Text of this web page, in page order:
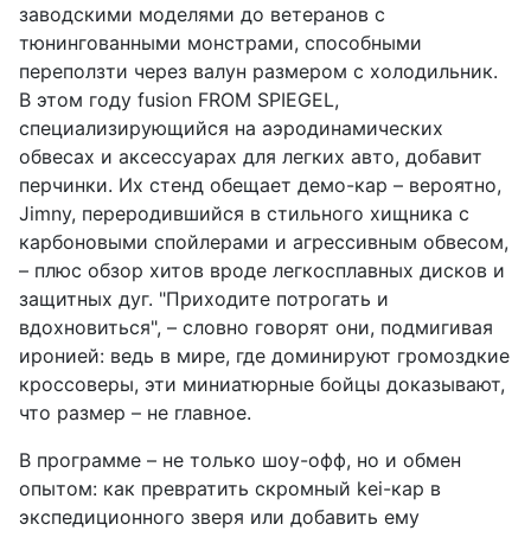
заводскими моделями до ветеранов с
тюнингованными монстрами, способными
переползти через валун размером с холодильник.
В этом году fusion FROM SPIEGEL,
специализирующийся на аэродинамических
обвесах и аксессуарах для легких авто, добавит
перчинки. Их стенд обещает демо-кар – вероятно,
Jimny, переродившийся в стильного хищника с
карбоновыми спойлерами и агрессивным обвесом,
– плюс обзор хитов вроде легкосплавных дисков и
защитных дуг. "Приходите потрогать и
вдохновиться", – словно говорят они, подмигивая
иронией: ведь в мире, где доминируют громоздкие
кроссоверы, эти миниатюрные бойцы доказывают,
что размер – не главное.
В программе – не только шоу-офф, но и обмен
опытом: как превратить скромный kei-кар в
экспедиционного зверя или добавить ему